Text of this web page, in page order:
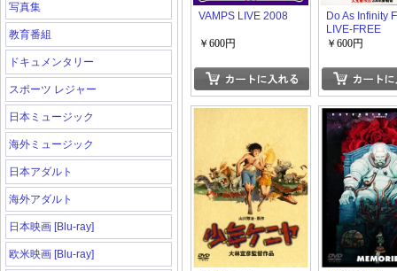
写真集
教育番組
ドキュメンタリー
スポーツ レジャー
日本ミュージック
海外ミュージック
日本アダルト
海外アダルト
日本映画 [Blu-ray]
欧米映画 [Blu-ray]
VAMPS LIVE 2008
￥600円
Do As Infinity
LIVE-FREE
SOUL!FREE
￥600円